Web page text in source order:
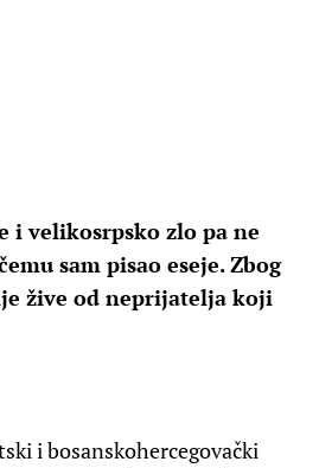
i velikosrpsko zlo pa ne
sam pisao eseje. Zbog
žive od neprijatelja koji
i bosanskohercegovački